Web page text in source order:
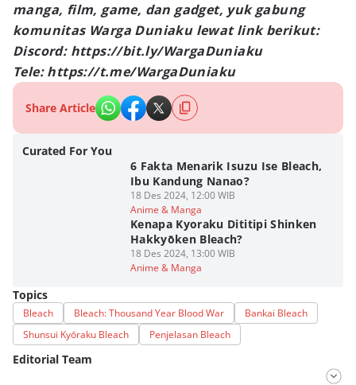
manga, film, game, dan gadget, yuk gabung
komunitas Warga Duniaku lewat link berikut:
Discord: https://bit.ly/WargaDuniaku
Tele: https://t.me/WargaDuniaku
Share Article
Curated For You
6 Fakta Menarik Isuzu Ise Bleach,
Ibu Kandung Nanao?
18 Des 2024, 12:00 WIB
Anime & Manga
Kenapa Kyoraku Dititipi Shinken
Hakkyōken Bleach?
18 Des 2024, 13:00 WIB
Anime & Manga
Topics
Bleach Bleach: Thousand Year Blood War
Bankai Bleach
Shunsui Kyōraku Bleach
Penjelasan Bleach
Editorial Team